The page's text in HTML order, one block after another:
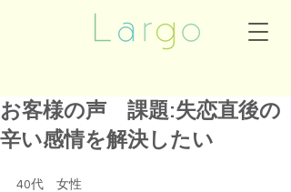
お客様の声 課題:失恋直後の
辛い感情を解決したい
40代　女性